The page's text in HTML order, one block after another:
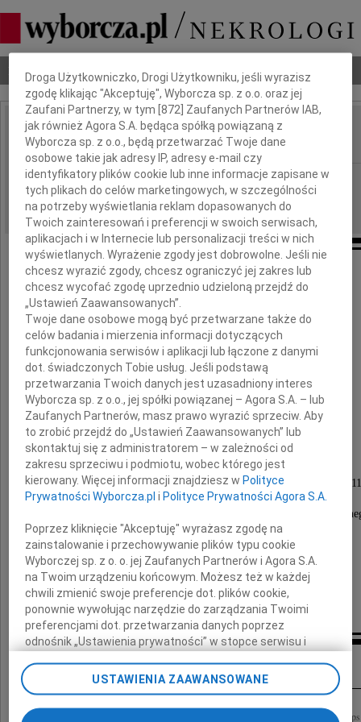
Nekrologi Odeszli Poradnik pogrzebowy
IMIĘ I NAZWISKO: Andrzej Pawłowski
REGION: Warszawa
DATA EMISJI: 25.08.2010
Z głębokim żalem zawiadamiamy,
że w dniu 23 sierpnia 2010 roku odszedł
nasz kochany Mąż, Ojciec i Dziadek
Andrzej Pawłowski
Nabożeństwo żałobne odbędzie się
w dniu 27 sierpnia 2010 roku (piątek) o godzinie
w kościele pw. św. Karola Boromeusza,
po czym nastąpi odprowadzenie do grobu
Pogrążeni w głębokim smutku
żona, córki, zięciowie i wnuki
Kondolencje
W dniu 23 sierpnia 2010 roku zmarł po ciężkiej chorobie inż. Andrzej Pawłowski
Dbamy o Twoją prywatność
Droga Użytkowniczko, Drogi Użytkowniku, jeśli wyrazisz
zgodę klikając "Akceptuję", Wyborcza sp. z o.o. oraz jej
Zaufani Partnerzy, w tym [872 ] Zaufanych Partnerów IAB,
jak również Agora S.A. będąca spółką powiązaną z
Wyborcza sp. z o.o., będą przetwarzać Twoje dane
osobowe takie jak adresy IP, adresy e-mail czy
identyfikatory plików cookie lub inne informacje zapisane w
tych plikach do celów marketingowych, w szczególności
na potrzeby wyświetlania reklam dopasowanych do
Twoich zainteresowań i preferencji w swoich serwisach,
aplikacjach i w Internecie lub personalizacji treści w nich
wyświetlanych. Wyrażenie zgody jest dobrowolne. Jeśli nie
chcesz wyrazić zgody, chcesz ograniczyć jej zakres lub
chcesz wycofać zgodę uprzednio udzieloną przejdź do
„Ustawień Zaawansowanych”.
Twoje dane osobowe mogą być przetwarzane także do
celów badania i mierzenia informacji dotyczących
funkcjonowania serwisów i aplikacji lub łączone z danymi
dot. świadczonych Tobie usług. Jeśli podstawą
przetwarzania Twoich danych jest uzasadniony interes
Wyborcza sp. z o.o., jej spółki powiązanej – Agora S.A. – lub
Zaufanych Partnerów, masz prawo wyrazić sprzeciw. Aby
to zrobić przejdź do „Ustawień Zaawansowanych” lub
skontaktuj się z administratorem – w zależności od
zakresu sprzeciwu i podmiotu, wobec którego jest
kierowany. Więcej informacji znajdziesz w Polityce
Prywatności Wyborcza.pl i Polityce Prywatności Agora S.A.
Poprzez kliknięcie "Akceptuję" wyrażasz zgodę na
zainstalowanie i przechowywanie plików typu cookie
Wyborczej sp. z o. o. jej Zaufanych Partnerów i Agora S.A.
na Twoim urządzeniu końcowym. Możesz też w każdej
chwili zmienić swoje preferencje dot. plików cookie,
ponownie wywołując narzędzie do zarządzania Twoimi
preferencjami dot. przetwarzania danych poprzez
odnośnik „Ustawienia prywatności” w stopce serwisu i
Zmiana ustawień plików cookie możliwa jest także za
pomocą ustawień przeglądarki.
USTAWIENIA ZAAWANSOWANE